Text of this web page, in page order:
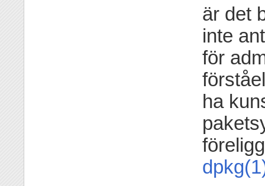
är det
inte
för
ha